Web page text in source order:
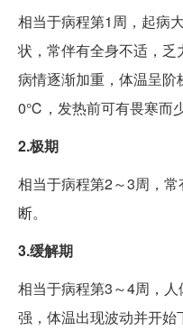
相当于病程第1周，起病
状，常伴有全身不适，乏
病情逐渐加重，体温呈
0℃，发热前可有畏寒而
2.极期
相当于病程第2～3周，
断。
3.缓解期
相当于病程第3～4周，
强，体温出现波动并开